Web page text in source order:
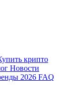
крипто
Новости
2026 FAQ